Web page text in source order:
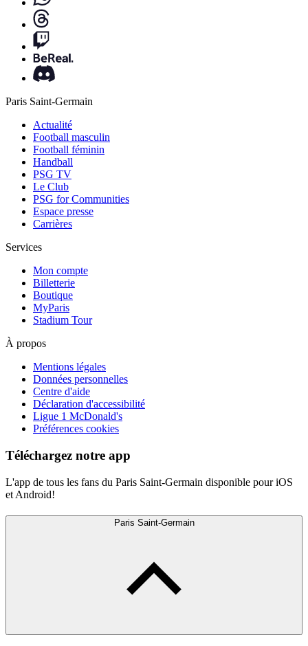
Paris Saint-Germain
Actualité
Football masculin
Football féminin
Handball
PSG TV
Le Club
PSG for Communities
Espace presse
Carrières
Services
Mon compte
Billetterie
Boutique
MyParis
Stadium Tour
À propos
Mentions légales
Données personnelles
Centre d'aide
Déclaration d'accessibilité
Ligue 1 McDonald's
Préférences cookies
Téléchargez notre app
L'app de tous les fans du Paris Saint-Germain disponible pour iOS
et Android!
Paris Saint-Germain